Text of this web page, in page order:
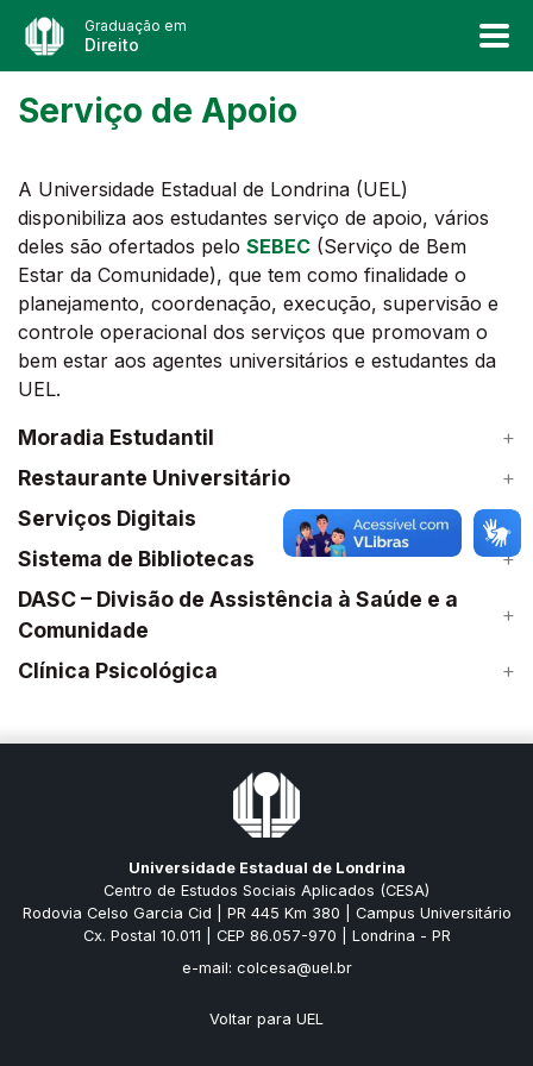
Graduação em
Direito
Serviço de Apoio
A Universidade Estadual de Londrina (UEL)
disponibiliza aos estudantes serviço de apoio, vários
deles são ofertados pelo SEBEC (Serviço de Bem
Estar da Comunidade), que tem como finalidade o
planejamento, coordenação, execução, supervisão e
controle operacional dos serviços que promovam o
bem estar aos agentes universitários e estudantes da
UEL.
Moradia Estudantil
Restaurante Universitário
Serviços Digitais
Sistema de Bibliotecas
DASC – Divisão de Assistência à Saúde e a
Comunidade
Clínica Psicológica
Universidade Estadual de Londrina
Centro de Estudos Sociais Aplicados (CESA)
Rodovia Celso Garcia Cid | PR 445 Km 380 | Campus Universitário
Cx. Postal 10.011 | CEP 86.057-970 | Londrina - PR
e-mail: colcesa@uel.br
Voltar para UEL